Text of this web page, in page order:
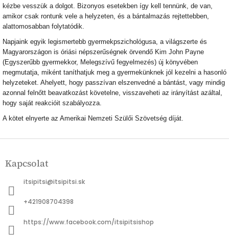
kézbe vesszük a dolgot. Bizonyos esetekben így kell tennünk, de van,
amikor csak rontunk vele a helyzeten, és a bántalmazás rejtettebben,
alattomosabban folytatódik.
Napjaink egyik legismertebb gyermekpszichológusa, a világszerte és
Magyarországon is óriási népszerűségnek örvendő Kim John Payne
(Egyszerűbb gyermekkor, Melegszívű fegyelmezés) új könyvében
megmutatja, miként taníthatjuk meg a gyermekünknek jól kezelni a hasonló
helyzeteket. Ahelyett, hogy passzívan elszenvedné a bántást, vagy mindig
azonnal felnőtt beavatkozást követelne, visszaveheti az irányítást azáltal,
hogy saját reakcióit szabályozza.
A kötet elnyerte az Amerikai Nemzeti Szülői Szövetség díját.
L
bKapcsolat
itsipitsi@itsipitsi.sk
+421908704398
https://www.facebook.com/itsipitsishop